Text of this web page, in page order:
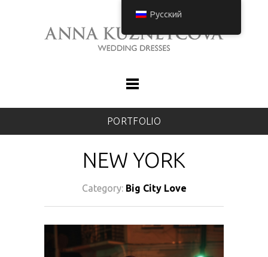
PORTFOLIO
NEW YORK
Category: Big City Love
Русский